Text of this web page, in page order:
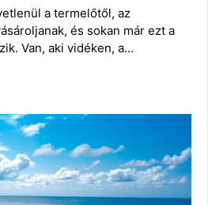
a termelőtől, az
és sokan már ezt a
Van, aki vidéken, a…